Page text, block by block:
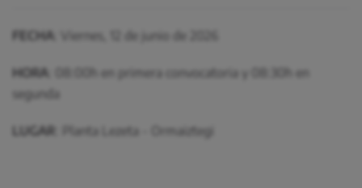
FECHA : Viernes, 12 de junio de 2026
HORA : 08:00h en primera convocatoria y 08:30h en
segunda
LUGAR : Planta Lezeta - Ormaiztegi